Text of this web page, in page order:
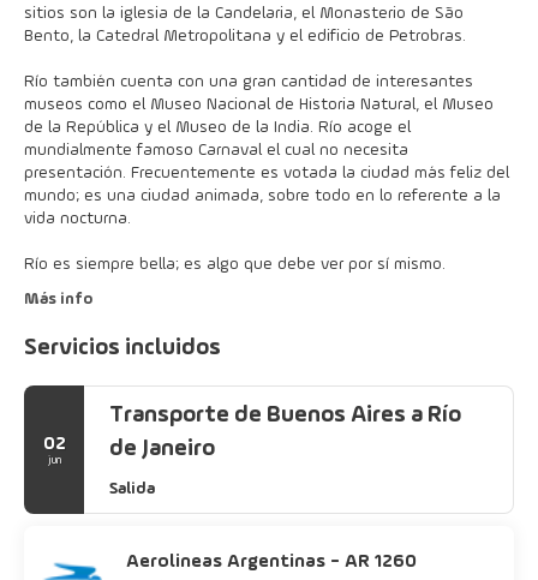
sitios son la iglesia de la Candelaria, el Monasterio de São
Bento, la Catedral Metropolitana y el edificio de Petrobras.
Río también cuenta con una gran cantidad de interesantes
museos como el Museo Nacional de Historia Natural, el Museo
de la República y el Museo de la India. Río acoge el
mundialmente famoso Carnaval el cual no necesita
presentación. Frecuentemente es votada la ciudad más feliz del
mundo; es una ciudad animada, sobre todo en lo referente a la
vida nocturna.
Río es siempre bella; es algo que debe ver por sí mismo.
Más info
Servicios incluidos
02
jun
Transporte de Buenos Aires a Río
de Janeiro
Salida
Aerolineas Argentinas - AR 1260